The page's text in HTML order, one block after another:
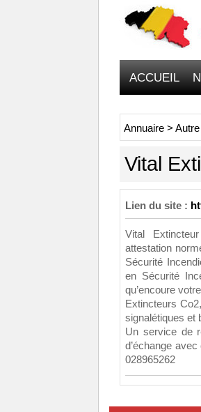
ACCUEIL
Annuaire > Autre
Vital
Lien du site :
Vital
attestation
Sécurité
en Sécurité
qu’encoure
Extincteurs
signalétiques et
Un service de
d’échange
028965262